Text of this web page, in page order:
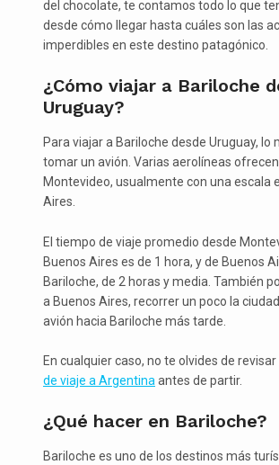
del chocolate, te contamos todo lo que
desde cómo llegar hasta cuáles son las
imperdibles en este destino patagónico.
¿Cómo viajar a Bariloche
Uruguay?
Para viajar a Bariloche desde Uruguay, lo
tomar un avión. Varias aerolíneas
Montevideo, usualmente con una escala
Aires.
El tiempo de viaje promedio desde
Buenos Aires es de 1 hora, y de Buenos
Bariloche, de 2 horas y media. También
a Buenos Aires, recorrer un poco la
avión hacia Bariloche más tarde.
En cualquier caso, no te olvides de revisar
de viaje a Argentina antes de partir.
¿Qué hacer en Bariloche?
Bariloche es uno de los destinos más